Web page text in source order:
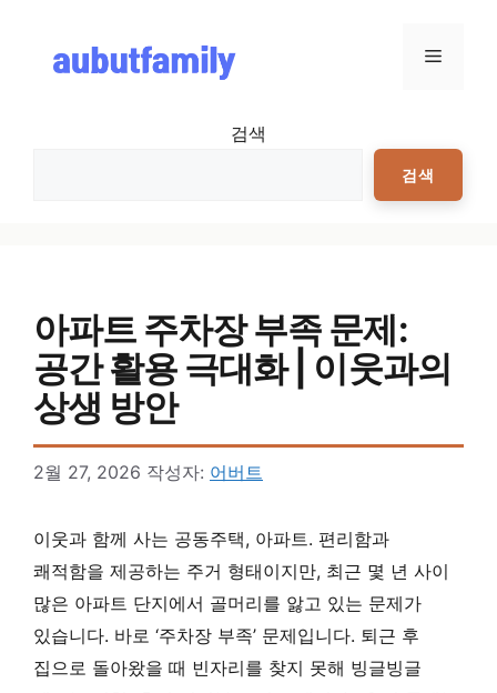
메뉴
검색
검색
아파트 주차장 부족 문제:
공간 활용 극대화 | 이웃과의
상생 방안
2월 27, 2026 작성자: 어버트
이웃과 함께 사는 공동주택, 아파트. 편리함과
쾌적함을 제공하는 주거 형태이지만, 최근 몇 년 사이
많은 아파트 단지에서 골머리를 앓고 있는 문제가
있습니다. 바로 ‘주차장 부족’ 문제입니다. 퇴근 후
집으로 돌아왔을 때 빈자리를 찾지 못해 빙글빙글